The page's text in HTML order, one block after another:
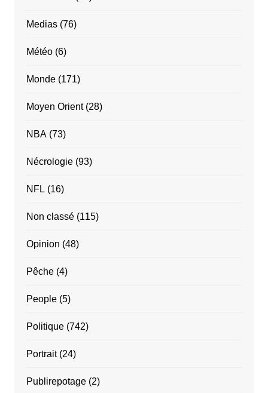
Medias(76)
Météo(6)
Monde(171)
Moyen Orient(28)
NBA(73)
Nécrologie(93)
NFL (16)
Non classé(115)
Opinion (48)
Pêche(4)
People(5)
Politique(742)
Portrait(24)
Publirepotage(2)